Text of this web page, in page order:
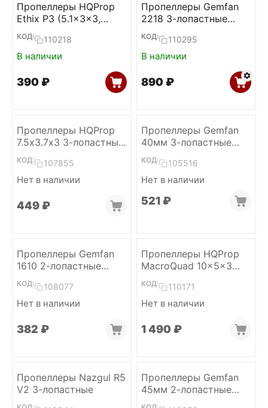
Пропеллеры HQProp
Ethix P3 (5.1x3x3,
Peanut Butter & Jelly,
2CW+2CCW)
КОД: 110218
В наличии
‍390‍ ₽
Пропеллеры Gemfan
2218 3-лопастные
1.5mm (6L+6R)
КОД: 110295
В наличии
‍890‍ ₽
Пропеллеры HQProp
7.5х3.7х3 3-лопастные
(Grey, M5, 2CW+2CCW)
КОД: 107855
Нет в наличии
‍449‍ ₽
Пропеллеры Gemfan
40мм 3-лопастные
1.5мм (White, 2L+2R)
КОД: 105516
Нет в наличии
‍521‍ ₽
Пропеллеры Gemfan
1610 2-лопастные
1.5мм (Grey, 2L+2R)
КОД: 108077
Нет в наличии
‍382‍ ₽
Пропеллеры HQProp
MacroQuad 10x5x3
Black-Glass Fiber
Reinforced Nylon (2CW
+ 2CCW)
КОД: 110171
Нет в наличии
1 490 ₽
Пропеллеры Nazgul R5
V2 3-лопастные
Пропеллеры Gemfan
45мм 2-лопастные
1,5мм (Clear gray,